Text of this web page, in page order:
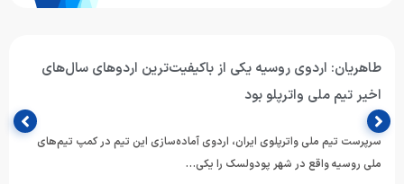
طاهریان: اردوی روسیه یکی از باکیفیت‌ترین اردوهای سال‌های
اخیر تیم ملی واترپلو بود
سرپرست تیم ملی واترپلوی ایران، اردوی آماده‌سازی این تیم در کمپ تیم‌های
ملی روسیه واقع در شهر پودولسک را یکی…